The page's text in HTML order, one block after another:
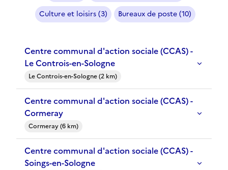
Culture et loisirs (3)
Bureaux de poste (10)
Centre communal d'action sociale (CCAS) -
Le Controis-en-Sologne
Le Controis-en-Sologne (2 km)
Centre communal d'action sociale (CCAS) -
Cormeray
Cormeray (6 km)
Centre communal d'action sociale (CCAS) -
Soings-en-Sologne